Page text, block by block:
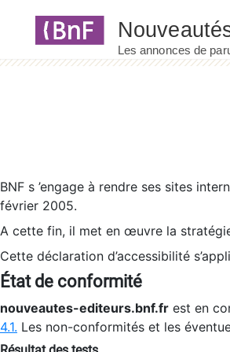
BNF s ’engage à rendre ses sites
février 2005.
A cette fin, il met en œuvre la
Cette déclaration d’accessibilité
État de conformité
nouveautes-editeurs.bnf.fr est en
4.1. Les non-conformités et les